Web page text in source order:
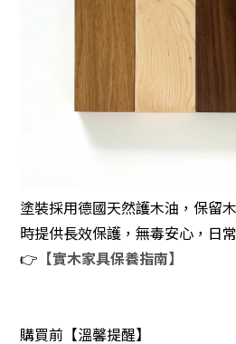
塗裝採用德國天然護木油，保留
時提供長效保護，無毒安心，日
👉 【實木家具保養指南】
購買前【溫馨提醒】